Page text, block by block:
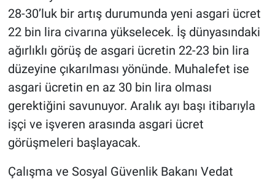
28-30’luk bir artış durumunda yeni asgari ücret
22 bin lira civarına yükselecek. İş dünyasındaki
ağırlıklı görüş de asgari ücretin 22-23 bin lira
düzeyine çıkarılması yönünde. Muhalefet ise
asgari ücretin en az 30 bin lira olması
gerektiğini savunuyor. Aralık ayı başı itibarıyla
işçi ve işveren arasında asgari ücret
görüşmeleri başlayacak.
Çalışma ve Sosyal Güvenlik Bakanı Vedat
Teknoloji
Türkiye'nin Geleceği
Türkiye'nin Gündemi
Yerel Gündem
Yerel Yaşam
Canlı Yayın